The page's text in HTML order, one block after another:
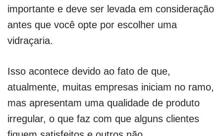
importante e deve ser levada em consideração
antes que você opte por escolher uma
vidraçaria.
Isso acontece devido ao fato de que,
atualmente, muitas empresas iniciam no ramo,
mas apresentam uma qualidade de produto
irregular, o que faz com que alguns clientes